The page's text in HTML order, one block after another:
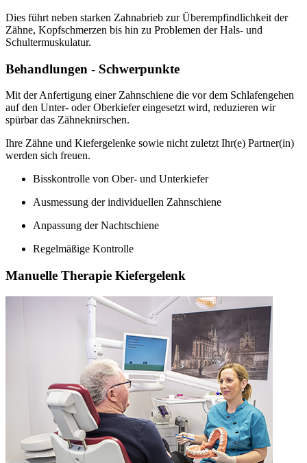
Dies führt neben starken Zahnabrieb zur Überempfindlichkeit der
Zähne, Kopfschmerzen bis hin zu Problemen der Hals- und
Schultermuskulatur.
Behandlungen - Schwerpunkte
Mit der Anfertigung einer Zahnschiene die vor dem Schlafengehen
auf den Unter- oder Oberkiefer eingesetzt wird, reduzieren wir
spürbar das Zähneknirschen.
Ihre Zähne und Kiefergelenke sowie nicht zuletzt Ihr(e) Partner(in)
werden sich freuen.
Bisskontrolle von Ober- und Unterkiefer
Ausmessung der individuellen Zahnschiene
Anpassung der Nachtschiene
Regelmäßige Kontrolle
Manuelle Therapie Kiefergelenk